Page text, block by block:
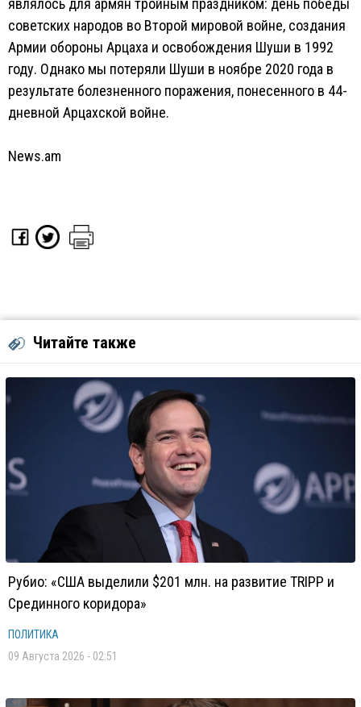
являлось для армян тройным праздником: день победы
советских народов во Второй мировой войне, создания
Армии обороны Арцаха и освобождения Шуши в 1992
году. Однако мы потеряли Шуши в ноябре 2020 года в
результате болезненного поражения, понесенного в 44-
дневной Арцахской войне.
News.am
Читайте также
Рубио: «США выделили $201 млн. на развитие TRIPP и
Срединного коридора»
ПОЛИТИКА
09 Августа 2026 - 02:51